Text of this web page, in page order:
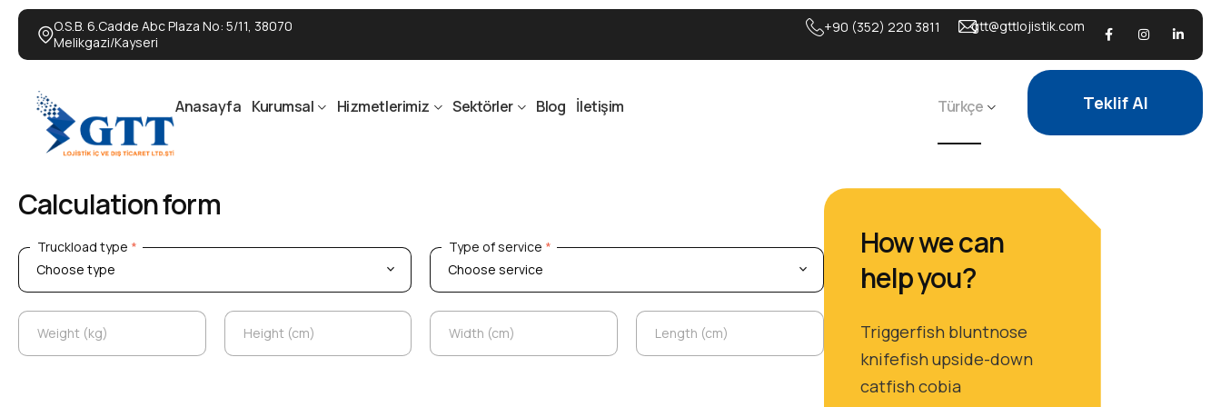
O.S.B. 6.Cadde Abc Plaza No: 5/11, 38070
Melikgazi/Kayseri
gtt@gttlojistik.com
+90 (352) 220 3811
Anasayfa Kurumsal Hizmetlerimiz Sektörler Blog İletişim Türkçe Teklif Al
Calculation form
Truckload type
Truckload type *
Type of service
Type of service *
Weight (kg)
Weight (kg)
Height (cm)
Height (cm)
Width (cm)
Width (cm)
Length (cm)
Length (cm)
How we can
help you?
Triggerfish bluntnose
knifefish upside-down
catfish cobia